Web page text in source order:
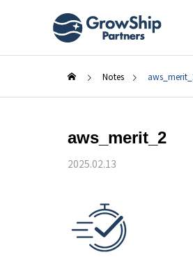
Notes
aws_merit_2
2025.02.13